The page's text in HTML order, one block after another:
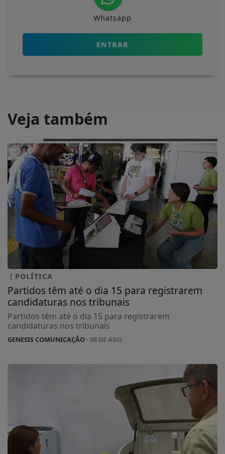
Whatsapp
ENTRAR
Veja também
POLÍTICA
Partidos têm até o dia 15 para registrarem
candidaturas nos tribunais
Partidos têm até o dia 15 para registrarem
candidaturas nos tribunais
GENESIS COMUNICAÇÃO- 08 DE AGO